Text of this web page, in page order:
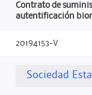
Contrato de
autentificación
20194153-V
Sociedad